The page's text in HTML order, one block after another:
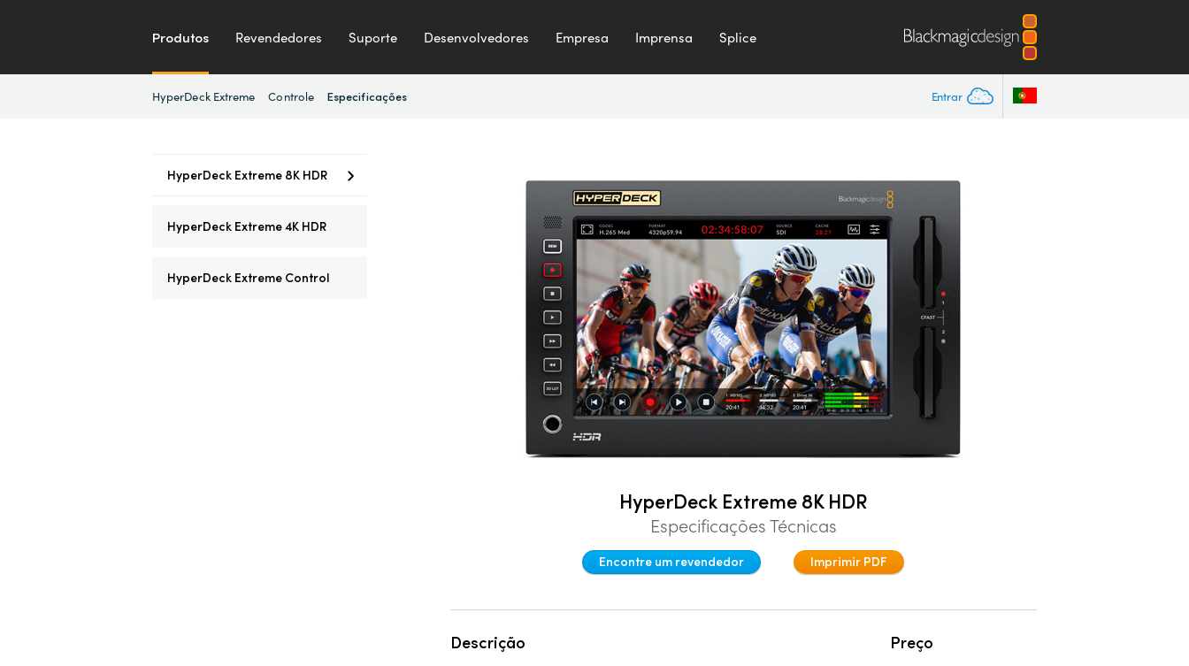
Produtos Revendedores Suporte Desenvolvedores Empresa Imprensa Splice
Entrar
HyperDeck Extreme Controle Especificações
HyperDeck Extreme 8K HDR
HyperDeck Extreme 4K HDR
HyperDeck Extreme Control
HyperDeck Extreme 8K HDR
Especificações Técnicas
Encontre um revendedor Imprimir PDF
Descrição Preço